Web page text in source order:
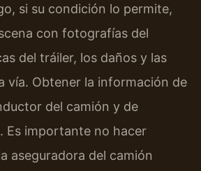
si su condición lo permite,
con fotografías del
del tráiler, los daños y las
vía. Obtener la información de
del camión y de
Es importante no hacer
aseguradora del camión